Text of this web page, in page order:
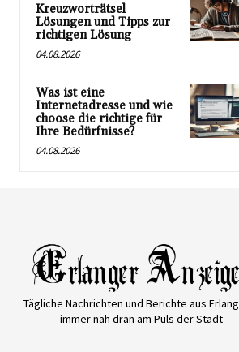
Kreuzworträtsel
Lösungen und Tipps zur
richtigen Lösung
04.08.2026
Was ist eine
Internetadresse und wie
choose die richtige für
Ihre Bedürfnisse?
04.08.2026
Tägliche Nachrichten und Berichte aus
immer nah dran am Puls der Stadt